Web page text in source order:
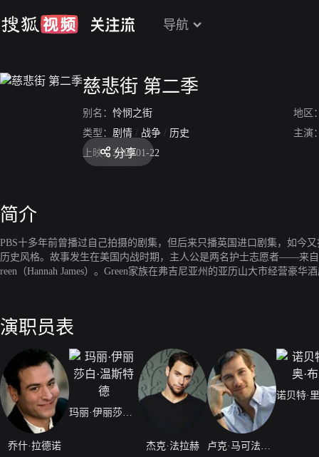
导航
慈悲街 第二季
别名： 怜悯之街
地区
类型： 剧情 / 战争 / 历史
主演
上映： 2017-01-22
分享
简介
PBS十多年前曾播过自己拍摄的剧集，但后来只播英国进口剧集，如今
历史风格。故事发生在美国内战时期，主人公是两名护士志愿者——来自
reen（Hannah James）。Green家族在弗吉尼亚州的亚历山大市经营豪
演职员表
乔什·拉德诺
玛丽·伊丽莎白·温斯特德
杰克·法拉赫